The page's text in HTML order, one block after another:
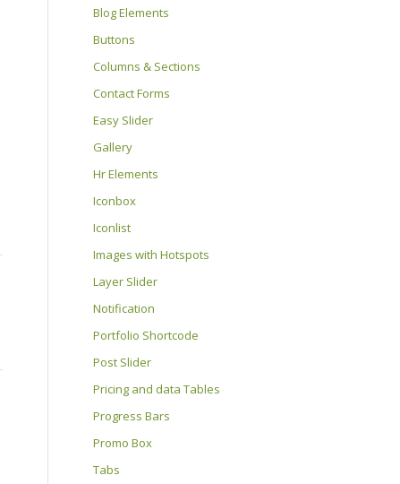
Blog Elements
Buttons
Columns & Sections
Contact Forms
Easy Slider
Gallery
Hr Elements
Iconbox
Iconlist
Images with Hotspots
Layer Slider
Notification
Portfolio Shortcode
Post Slider
Pricing and data Tables
Progress Bars
Promo Box
Tabs